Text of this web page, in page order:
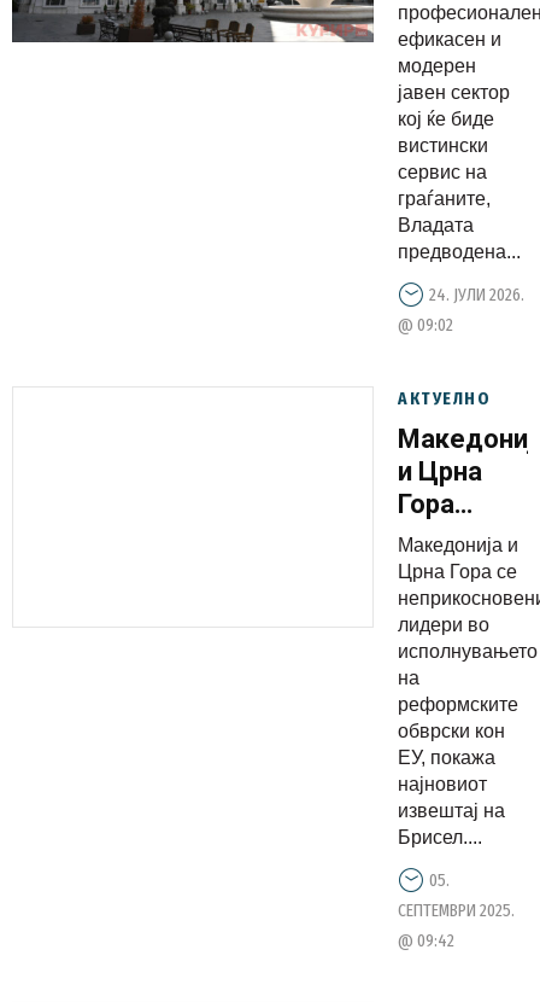
на
платите,
создаваме
ефикасен
и
модерен
јавен
сектор
ефикасен и
модерен
јавен сектор
кој ќе биде
вистински
сервис на
граѓаните,
Владата
предводена...
24. ЈУЛИ 2026.
@ 09:02
АКТУЕЛНО
и Црна
Гора
лидери во
на
обврски
кон ЕУ
Maкедонија и
Црна Гора се
лидери во
исполнувањето
на
реформските
обврски кон
ЕУ, покажа
најновиот
извештај на
Брисел....
05.
СЕПТЕМВРИ 2025.
@ 09:42